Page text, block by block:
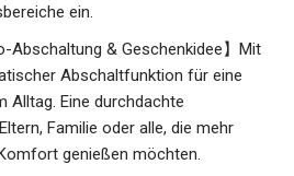
ein.
Abschaltung & Geschenkidee】Mit
Abschaltfunktion für eine
Alltag. Eine durchdachte
Familie oder alle, die mehr
genießen möchten.